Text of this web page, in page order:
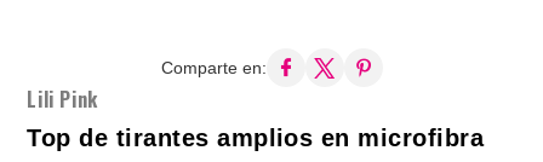
Comparte en:
Lili Pink
Top de tirantes amplios en microfibra